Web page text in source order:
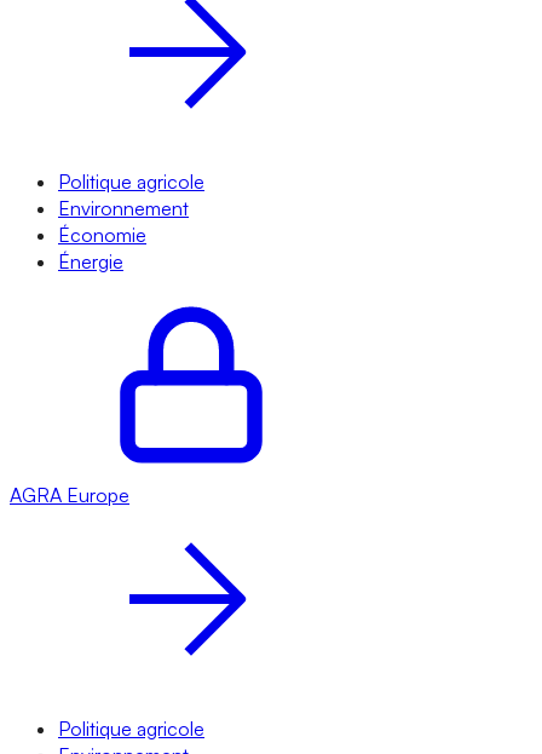
Politique agricole
Environnement
Économie
Énergie
AGRA Europe
Politique agricole